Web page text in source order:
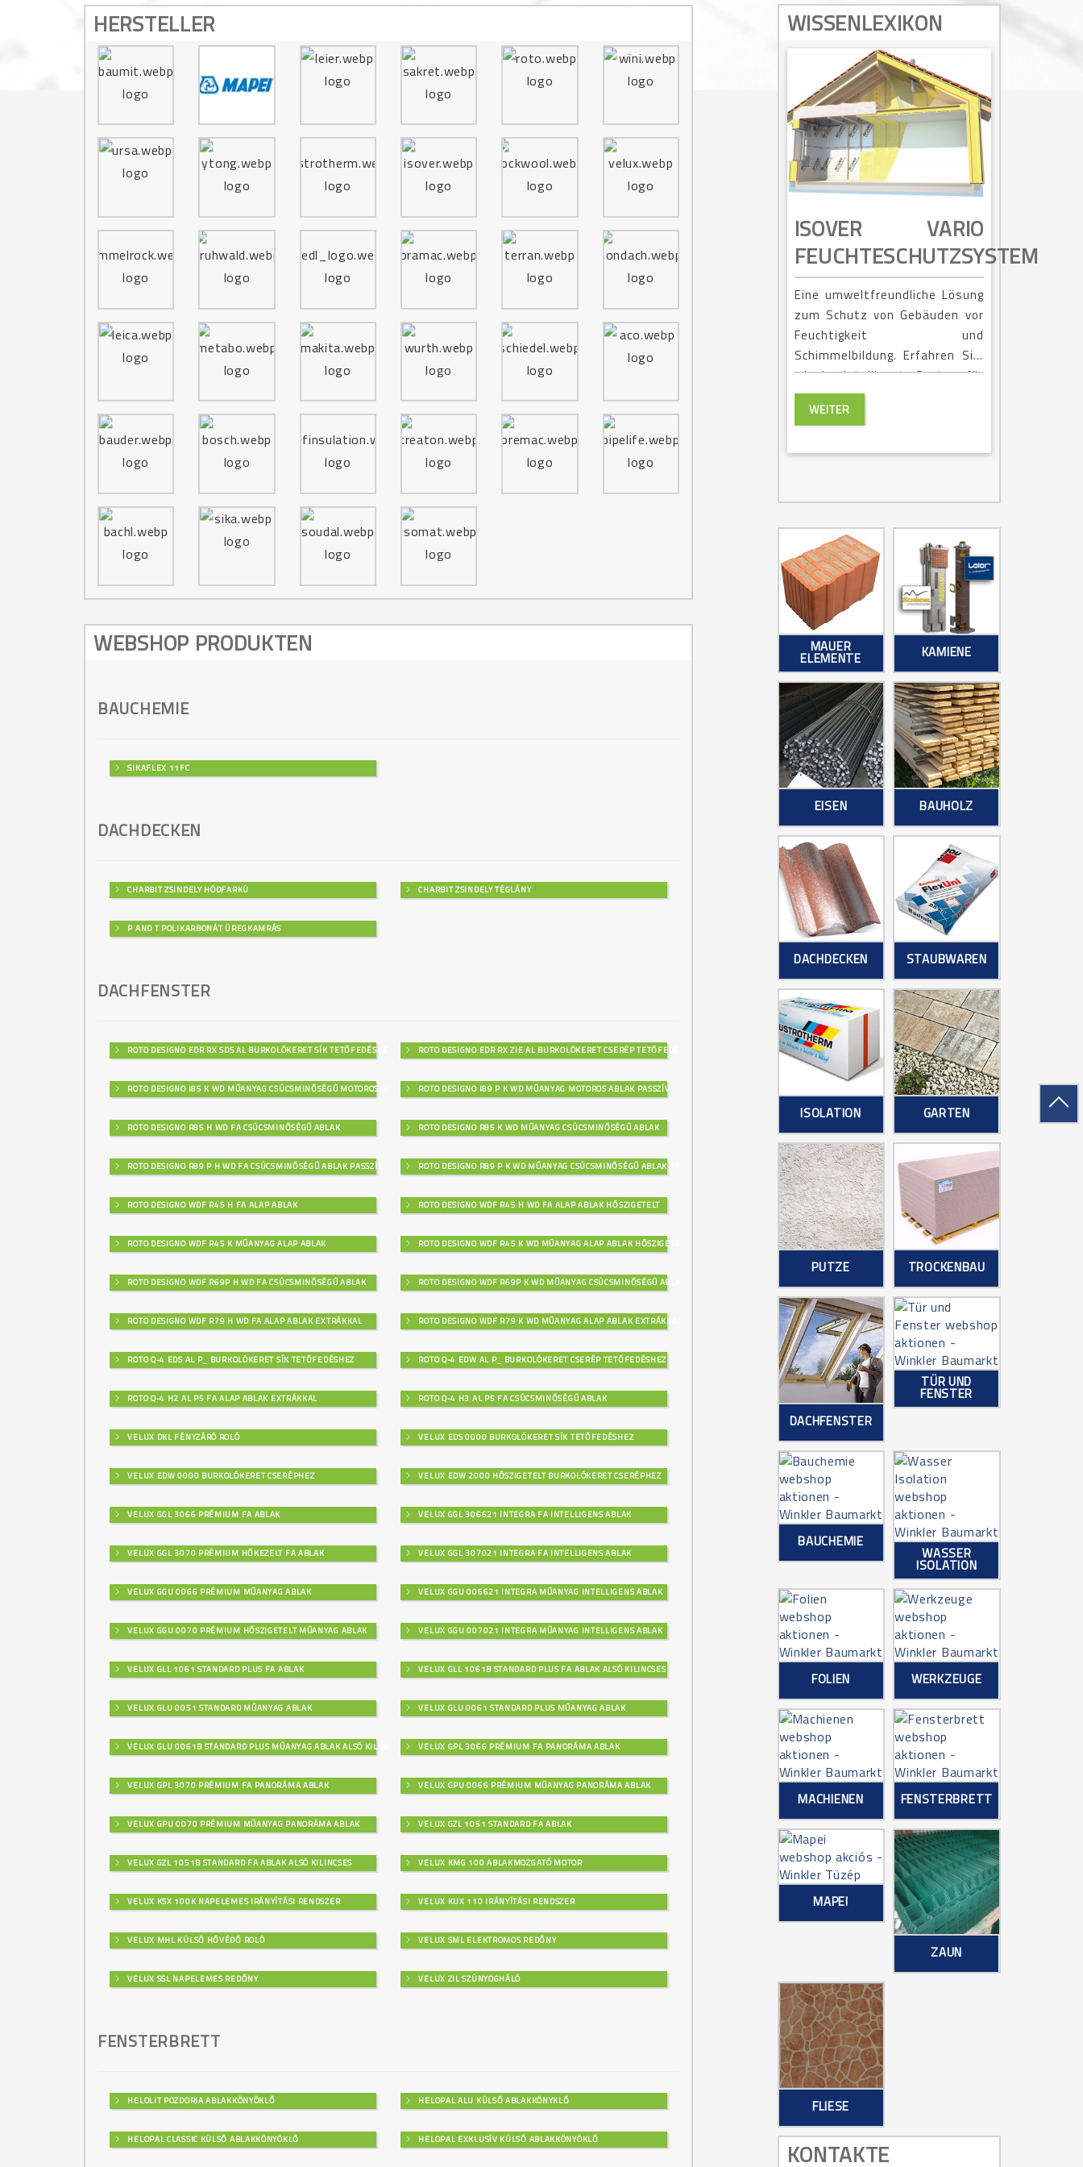
HERSTELLER
WEBSHOP PRODUKTEN
BAUCHEMIE
SIKAFLEX 11FC
DACHDECKEN
CHARBIT ZSINDELY HÓDFARKÚ CHARBIT ZSINDELY TÉGLÁNY
P AND T POLIKARBONÁT ÜREGKAMRÁS
DACHFENSTER
ROTO DESIGNO EDR RX SDS AL BURKOLÓKERET SÍK TETŐFEDÉSHEZ ROTO DESIGNO EDR RX ZIE AL BURKOLÓKERET CSERÉP TETŐFEDÉSHEZ
ROTO DESIGNO I85 K WD MŰANYAG CSÚCSMINŐSÉGŰ MOTOROS ABLAK ROTO DESIGNO I89 P K WD MŰANYAG MOTOROS ABLAK PASSZÍV
ROTO DESIGNO R85 H WD FA CSÚCSMINŐSÉGŰ ABLAK ROTO DESIGNO R85 K WD MŰANYAG CSÚCSMINŐSÉGŰ ABLAK
ROTO DESIGNO R89 P H WD FA CSÚCSMINŐSÉGŰ ABLAK PASSZÍV ROTO DESIGNO R89 P K WD MŰANYAG CSÚCSMINŐSÉGŰ ABLAK PASSZÍV
ROTO DESIGNO WDF R45 H FA ALAP ABLAK ROTO DESIGNO WDF R45 H WD FA ALAP ABLAK HŐSZIGETELT
ROTO DESIGNO WDF R45 K MŰANYAG ALAP ABLAK ROTO DESIGNO WDF R45 K WD MŰANYAG ALAP ABLAK HŐSZIGETELT
ROTO DESIGNO WDF R69P H WD FA CSÚCSMINŐSÉGŰ ABLAK ROTO DESIGNO WDF R69P K WD MŰANYAG CSÚCSMINŐSÉGŰ ABLAK
ROTO DESIGNO WDF R79 H WD FA ALAP ABLAK EXTRÁKKAL ROTO DESIGNO WDF R79 K WD MŰANYAG ALAP ABLAK EXTRÁKKAL
ROTO Q-4 EDS AL P_ BURKOLÓKERET SÍK TETŐFEDÉSHEZ ROTO Q-4 EDW AL P_ BURKOLÓKERET CSERÉP TETŐFEDÉSHEZ
ROTO Q-4 H2 AL P5 FA ALAP ABLAK EXTRÁKKAL ROTO Q-4 H3 AL P5 FA CSÚCSMINŐSÉGŰ ABLAK
VELUX DKL FÉNYZÁRÓ ROLÓ VELUX EDS 0000 BURKOLÓKERET SÍK TETŐFEDÉSHEZ
VELUX EDW 0000 BURKOLÓKERET CSERÉPHEZ VELUX EDW 2000 HŐSZIGETELT BURKOLÓKERET CSERÉPHEZ
VELUX GGL 3066 PRÉMIUM FA ABLAK VELUX GGL 306621 INTEGRA FA INTELLIGENS ABLAK
VELUX GGL 3070 PRÉMIUM HŐKEZELT FA ABLAK VELUX GGL 307021 INTEGRA FA INTELLIGENS ABLAK
VELUX GGU 0066 PRÉMIUM MŰANYAG ABLAK VELUX GGU 006621 INTEGRA MŰANYAG INTELLIGENS ABLAK
VELUX GGU 0070 PRÉMIUM HŐSZIGETELT MŰANYAG ABLAK VELUX GGU 007021 INTEGRA MŰANYAG INTELLIGENS ABLAK
VELUX GLL 1061 STANDARD PLUS FA ABLAK VELUX GLL 1061B STANDARD PLUS FA ABLAK ALSÓ KILINCSES
VELUX GLU 0051 STANDARD MŰANYAG ABLAK VELUX GLU 0061 STANDARD PLUS MŰANYAG ABLAK
VELUX GLU 0061B STANDARD PLUS MŰANYAG ABLAK ALSÓ KILINCSES VELUX GPL 3066 PRÉMIUM FA PANORÁMA ABLAK
VELUX GPL 3070 PRÉMIUM FA PANORÁMA ABLAK VELUX GPU 0066 PRÉMIUM MŰANYAG PANORÁMA ABLAK
VELUX GPU 0070 PRÉMIUM MŰANYAG PANORÁMA ABLAK VELUX GZL 1051 STANDARD FA ABLAK
VELUX GZL 1051B STANDARD FA ABLAK ALSÓ KILINCSES VELUX KMG 100 ABLAKMOZGATÓ MOTOR
VELUX KSX 100K NAPELEMES IRÁNYÍTÁSI RENDSZER VELUX KUX 110 IRÁNYÍTÁSI RENDSZER
VELUX MHL KÜLSŐ HŐVÉDŐ ROLÓ VELUX SML ELEKTROMOS REDŐNY
VELUX SSL NAPELEMES REDŐNY VELUX ZIL SZÚNYOGHÁLÓ
FENSTERBRETT
HELOLIT POZDORJA ABLAKKÖNYÖKLŐ HELOPAL ALU KÜLSŐ ABLAKKÖNYKLŐ
HELOPAL CLASSIC KÜLSŐ ABLAKKÖNYÖKLŐ HELOPAL EXKLUSÍV KÜLSŐ ABLAKKÖNYÖKLŐ
WISSENLEXIKON
ISOVER VARIO
FEUCHTESCHUTZSYSTEM
Eine umweltfreundliche Lösung
zum Schutz von Gebäuden vor
Feuchtigkeit und
Schimmelbildung. Erfahren Sie,
wie das intelligente System für
ein gesundes Wohnklima sorgt.
WEITER
MAUER
ELEMENTE KAMIENE
EISEN BAUHOLZ
DACHDECKEN STAUBWAREN
ISOLATION GARTEN
PUTZE TROCKENBAU
DACHFENSTER
TÜR UND
FENSTER
BAUCHEMIE
WASSER
ISOLATION
FOLIEN WERKZEUGE
MACHIENEN FENSTERBRETT
MAPEI
ZAUN
FLIESE
KONTAKTE